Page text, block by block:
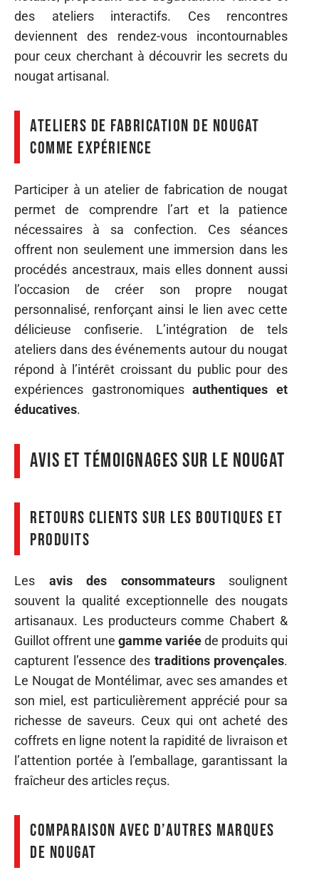
des ateliers interactifs. Ces rencontres
deviennent des rendez-vous incontournables
pour ceux cherchant à découvrir les secrets du
nougat artisanal.
Ateliers de fabrication de nougat
comme expérience
Participer à un atelier de fabrication de nougat
permet de comprendre l’art et la patience
nécessaires à sa confection. Ces séances
offrent non seulement une immersion dans les
procédés ancestraux, mais elles donnent aussi
l’occasion de créer son propre nougat
personnalisé, renforçant ainsi le lien avec cette
délicieuse confiserie. L’intégration de tels
ateliers dans des événements autour du nougat
répond à l’intérêt croissant du public pour des
expériences gastronomiquesauthentiques et
éducatives.
Avis et témoignages sur le nougat
Retours clients sur les boutiques et
produits
Les avis des consommateurssoulignent
souvent la qualité exceptionnelle des nougats
artisanaux. Les producteurs comme Chabert &
Guillot offrent une gamme variéede produits qui
capturent l’essence des traditions provençales.
Le Nougat de Montélimar, avec ses amandes et
son miel, est particulièrement apprécié pour sa
richesse de saveurs. Ceux qui ont acheté des
coffrets en ligne notent la rapidité de livraison et
l’attention portée à l’emballage, garantissant la
fraîcheur des articles reçus.
Comparaison avec d’autres marques
de nougat